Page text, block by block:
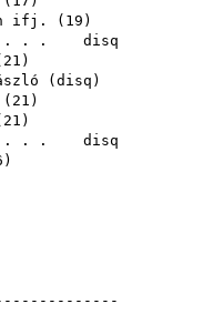
ifj.
( 19 )
. . disq
21 )
( disq )
( 21 )
21 )
. . disq
)
()
()
()